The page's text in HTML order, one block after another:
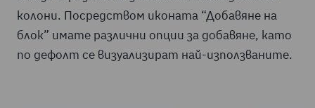
колони. Посредством иконата “Добавяне на
блок” имате различни опции за добавяне, като
по дефолт се визуализират най-използваните.